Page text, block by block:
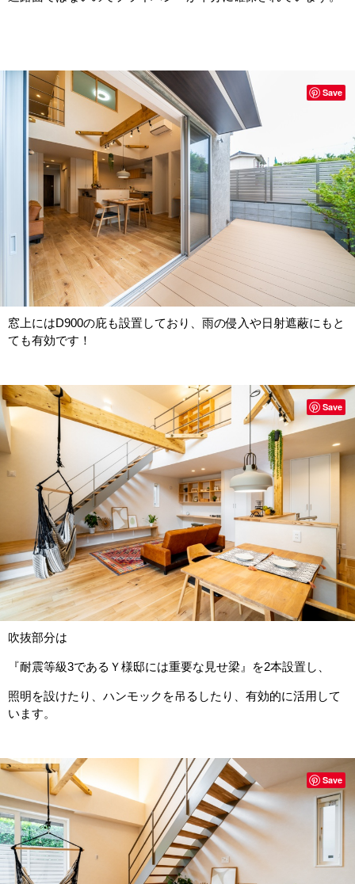
窓上にはD900の庇も設置しており、雨の侵入や日射遮蔽にもと
ても有効です！
Save
吹抜部分は
『耐震等級3であるＹ様邸には重要な見せ梁』を2本設置し、
照明を設けたり、ハンモックを吊るしたり、有効的に活用して
います。
Save
Save